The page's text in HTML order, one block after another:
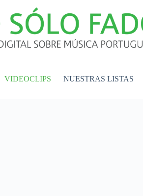
VIDEOCLIPS NUESTRAS LISTAS